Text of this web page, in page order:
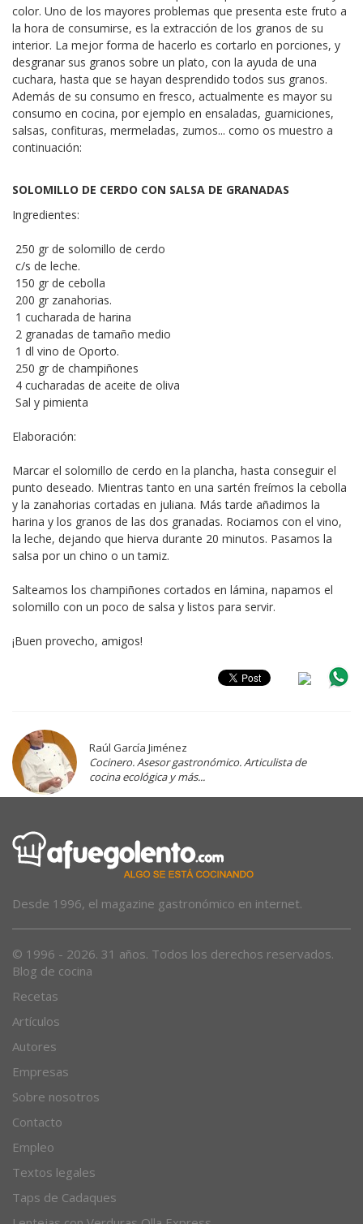
color. Uno de los mayores problemas que presenta este fruto a
la hora de consumirse, es la extracción de los granos de su
interior. La mejor forma de hacerlo es cortarlo en porciones, y
desgranar sus granos sobre un plato, con la ayuda de una
cuchara, hasta que se hayan desprendido todos sus granos.
Además de su consumo en fresco, actualmente es mayor su
consumo en cocina, por ejemplo en ensaladas, guarniciones,
salsas, confituras, mermeladas, zumos... como os muestro a
continuación:
SOLOMILLO DE CERDO CON SALSA DE GRANADAS
Ingredientes:
250 gr de solomillo de cerdo
c/s de leche.
150 gr de cebolla
200 gr zanahorias.
1 cucharada de harina
2 granadas de tamaño medio
1 dl vino de Oporto.
250 gr de champiñones
4 cucharadas de aceite de oliva
Sal y pimienta
Elaboración:
Marcar el solomillo de cerdo en la plancha, hasta conseguir el
punto deseado. Mientras tanto en una sartén freímos la cebolla
y la zanahorias cortadas en juliana. Más tarde añadimos la
harina y los granos de las dos granadas. Rociamos con el vino,
la leche, dejando que hierva durante 20 minutos. Pasamos la
salsa por un chino o un tamiz.
Salteamos los champiñones cortados en lámina, napamos el
solomillo con un poco de salsa y listos para servir.
¡Buen provecho, amigos!
Raúl García Jiménez
Cocinero. Asesor gastronómico. Articulista de
cocina ecológica y más...
Desde 1996, el magazine gastronómico en internet.
© 1996 - 2026. 31 años. Todos los derechos reservados.
Blog de cocina
Recetas
Artículos
Autores
Empresas
Sobre nosotros
Contacto
Empleo
Textos legales
Taps de Cadaques